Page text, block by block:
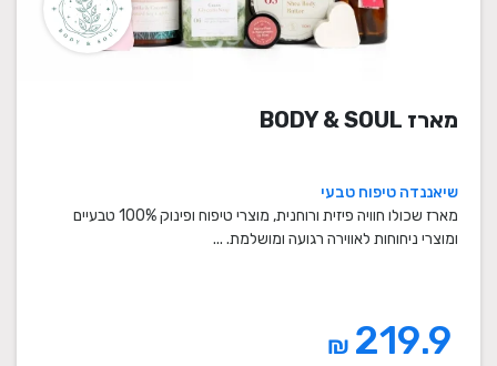
מארז BODY & SOUL
שיאננדה טיפוח טבעי
מארז שכולו חוויה פיזית ורוחנית, מוצרי טיפוח ופינוק 100% טבעיים
ומוצרי ניחוחות לאווירה רגועה ומושלמת. ...
219.9
₪